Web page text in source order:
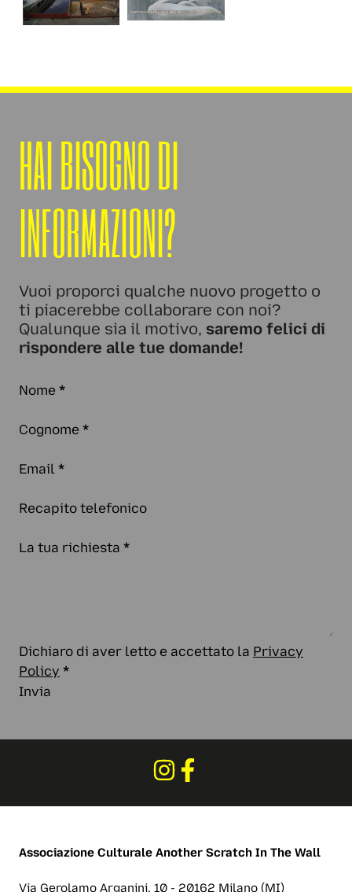
HAI BISOGNO DI
INFORMAZIONI?
Vuoi proporci qualche nuovo progetto o
ti piacerebbe collaborare con noi?
Qualunque sia il motivo, saremo felici di
rispondere alle tue domande!
Nome *
Cognome *
Email *
Recapito telefonico
La tua richiesta *
Dichiaro di aver letto e accettato la Privacy
Policy *
Invia
Associazione Culturale Another Scratch In The Wall
Via Gerolamo Arganini, 10 - 20162 Milano (MI)